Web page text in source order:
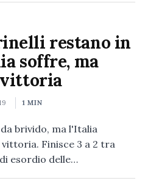
restano in
soffre, ma
vittoria
1 MIN
brivido, ma l'Italia
Finisce 3 a 2 tra
esordio delle…